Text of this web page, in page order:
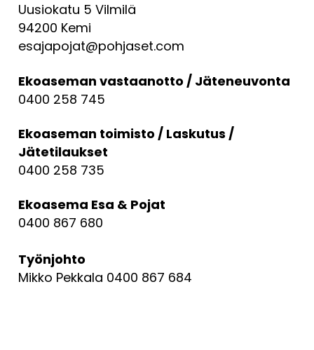
Uusiokatu 5 Vilmilä
94200 Kemi
esajapojat@pohjaset.com
Ekoaseman vastaanotto / Jäteneuvonta
0400 258 745
Ekoaseman toimisto / Laskutus /
Jätetilaukset
0400 258 735
Ekoasema Esa & Pojat
0400 867 680
Työnjohto
Mikko Pekkala 0400 867 684